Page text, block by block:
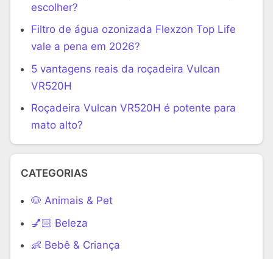
escolher?
Filtro de água ozonizada Flexzon Top Life
vale a pena em 2026?
5 vantagens reais da roçadeira Vulcan
VR520H
Roçadeira Vulcan VR520H é potente para
mato alto?
CATEGORIAS
🐶 Animais & Pet
💅🏻 Beleza
👶 Bebê & Criança